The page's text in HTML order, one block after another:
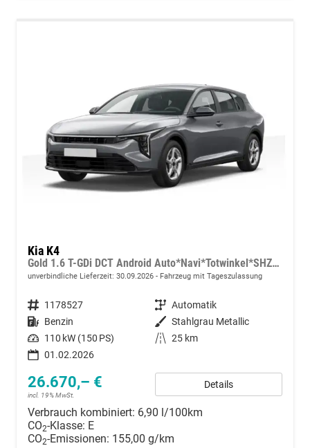
Kia K4
Gold 1.6 T-GDi DCT Android Auto*Navi*Totwinkel*SHZ*Kamera*PrivacyGlas*ACC*Keyless*2Z Klimaauto*
unverbindliche Lieferzeit: 30.09.2026 Fahrzeug mit Tageszulassung
Fahrzeugnummer 1178527 Getriebe Automatik
Kraftstoff Benzin Außenfarbe Stahlgrau Metallic
Leistung 110 kW (150 PS) Kilometerstand 25 km
01.02.2026
26.670,– €
incl. 19% MwSt.
Details
Verbrauch kombiniert: 6,90 l/100km
CO2-Klasse: E
CO2-Emissionen: 155,00 g/km